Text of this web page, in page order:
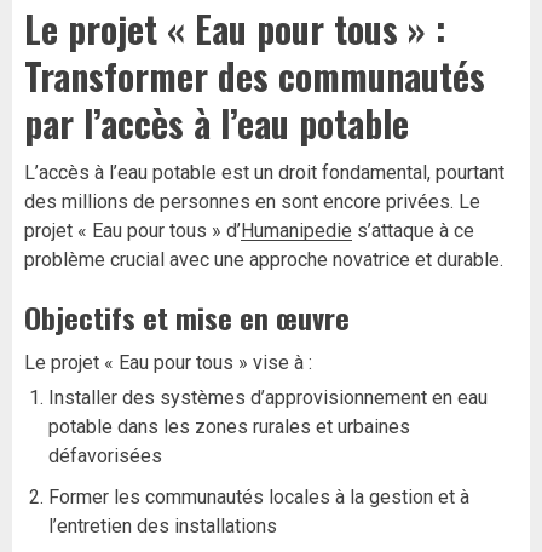
Le projet « Eau pour tous » :
Transformer des communautés
par l’accès à l’eau potable
L’accès à l’eau potable est un droit fondamental, pourtant
des millions de personnes en sont encore privées. Le
projet « Eau pour tous » d’Humanipedie s’attaque à ce
problème crucial avec une approche novatrice et durable.
Objectifs et mise en œuvre
Le projet « Eau pour tous » vise à :
Installer des systèmes d’approvisionnement en eau
potable dans les zones rurales et urbaines
défavorisées
Former les communautés locales à la gestion et à
l’entretien des installations